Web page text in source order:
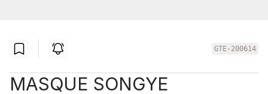
GTE-200614
MASQUE SONGYE